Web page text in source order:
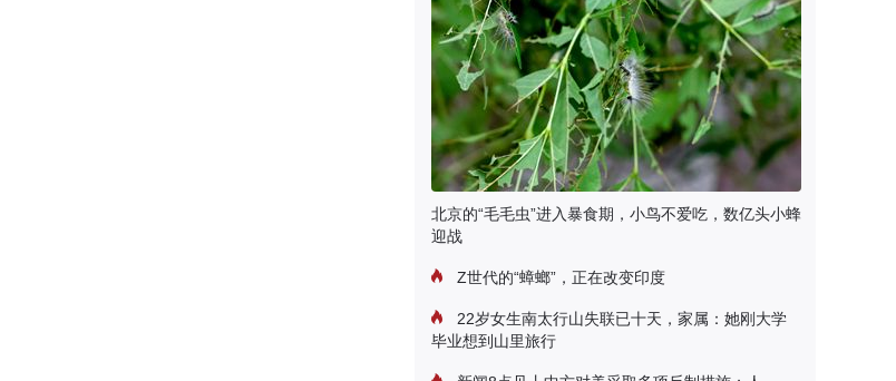
北京的“毛毛虫”进入暴食期，小鸟不爱吃，数亿头小蜂
迎战
Z世代的“蟑螂”，正在改变印度
22岁女生南太行山失联已十天，家属：她刚大学
毕业想到山里旅行